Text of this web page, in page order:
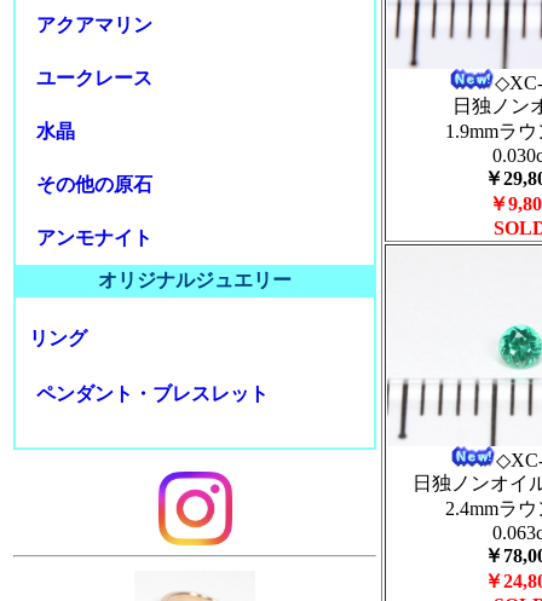
アクアマリン
ユークレース
水晶
その他の原石
アンモナイト
オリジナルジュエリー
リング
ペンダント・ブレスレット
日独ノン
1.9mmラ
￥
￥
日独ノンオイ
2.4mmラ
￥
￥